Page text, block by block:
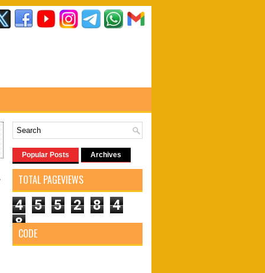
Popular Posts Archives
TOTAL PAGEVIEWS
4 5 5 2 8
4
8
CODE